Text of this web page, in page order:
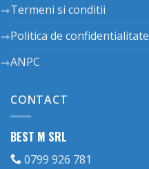
Termeni si conditii
Politica de confidentialitate
ANPC
CONTACT
BEST M SRL
0799 926 781